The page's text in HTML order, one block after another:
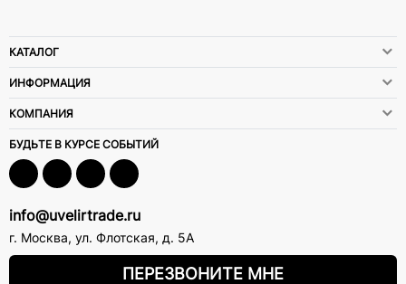
КАТАЛОГ
ИНФОРМАЦИЯ
КОМПАНИЯ
БУДЬТЕ В КУРСЕ СОБЫТИЙ
info@uvelirtrade.ru
г. Москва, ул. Флотская, д. 5А
ПЕРЕЗВОНИТЕ МНЕ